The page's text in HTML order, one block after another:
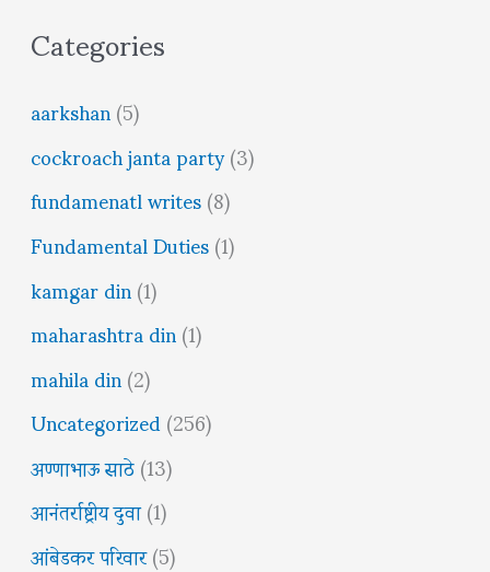
Categories
aarkshan(5)
cockroach janta party(3)
fundamenatl writes(8)
Fundamental Duties(1)
kamgar din(1)
maharashtra din(1)
mahila din(2)
Uncategorized(256)
अण्णाभाऊ साठे(13)
आनंतर्राष्ट्रीय दुवा(1)
आंबेडकर परिवार(5)